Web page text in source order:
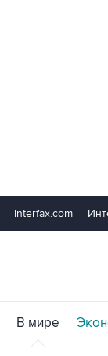
Interfax.com
В мире